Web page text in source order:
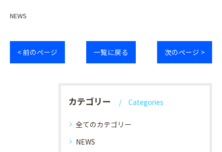
NEWS
< 前のページ 一覧に戻る 次のページ >
カテゴリー Categories
全てのカテゴリー
NEWS